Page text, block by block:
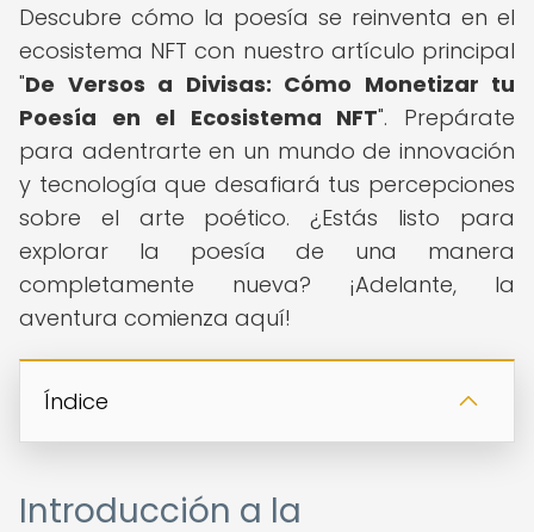
Descubre cómo la poesía se reinventa en el
ecosistema NFT con nuestro artículo principal
"De Versos a Divisas: Cómo Monetizar tu
Poesía en el Ecosistema NFT". Prepárate
para adentrarte en un mundo de innovación
y tecnología que desafiará tus percepciones
sobre el arte poético. ¿Estás listo para
explorar la poesía de una manera
completamente nueva? ¡Adelante, la
aventura comienza aquí!
Índice
Introducción a la